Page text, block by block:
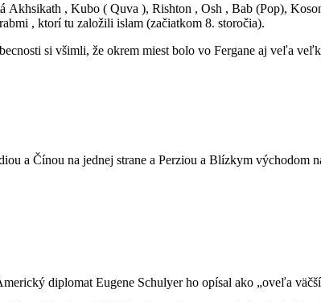
Akhsikath , Kubo ( Quva ), Rishton , Osh , Bab (Pop),
, ktorí tu založili islam (začiatkom 8. storočia).
si všimli, že okrem miest bolo vo Fergane aj veľa
a Čínou na jednej strane a Perziou a Blízkym
diplomat Eugene Schulyer ho opísal ako „oveľa